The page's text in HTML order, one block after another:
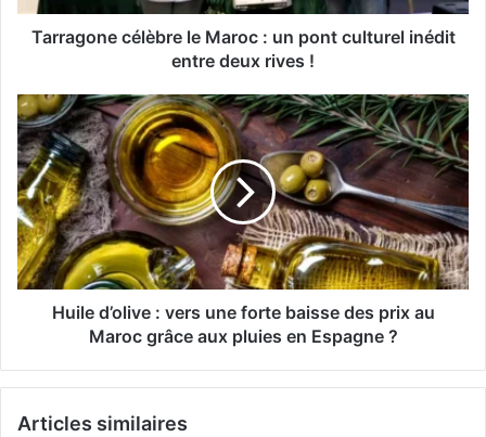
e
è
b
r
e
l
e
M
a
r
u
p
Tarragone célèbre le Maroc : un pont culturel inédit
entre deux rives !
H
u
i
l
e
d
’
o
l
e
Huile d’olive : vers une forte baisse des prix au
Maroc grâce aux pluies en Espagne ?
Articles similaires